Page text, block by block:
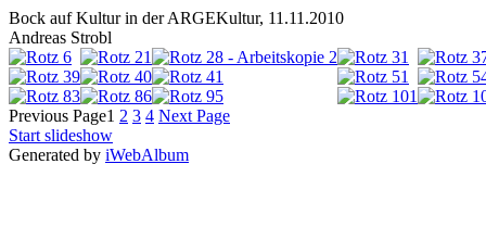
Bock auf Kultur in der ARGEKultur, 11.11.2010
Andreas Strobl
Previous Page1 2 3 4 Next Page
Start slideshow
Generated by iWebAlbum